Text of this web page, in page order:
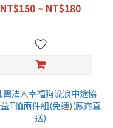
NT$150 ~ NT$180